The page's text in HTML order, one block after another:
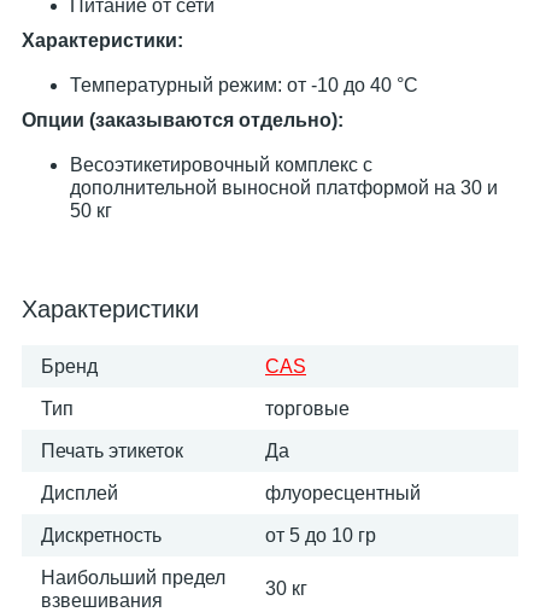
Питание от сети
Характеристики:
Температурный режим: от -10 до 40 °С
Опции (заказываются отдельно):
Весоэтикетировочный комплекс с
дополнительной выносной платформой на 30 и
50 кг
Характеристики
Бренд CAS
Тип торговые
Печать этикеток Да
Дисплей флуоресцентный
Дискретность от 5 до 10 гр
Наибольший предел
взвешивания
30 кг